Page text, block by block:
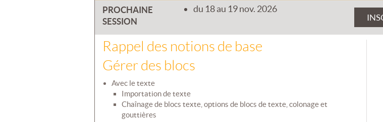
PROCHAINE
SESSION
du 18 au 19 nov. 2026
Rappel des notions de base
Gérer des blocs
Avec le texte
Importation de texte
Chaînage de blocs texte, options de blocs de texte, colonage et
gouttières